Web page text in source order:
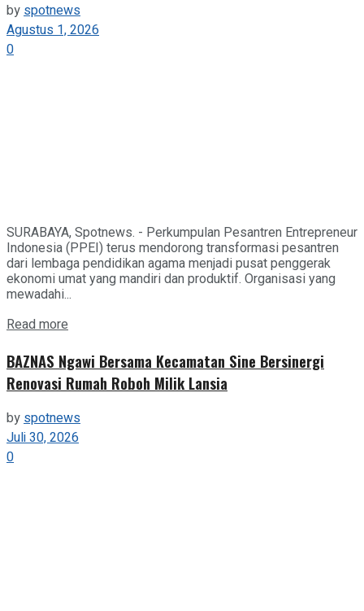
byspotnews
Agustus 1, 2026
0
SURABAYA, Spotnews. - Perkumpulan Pesantren Entrepreneur
Indonesia (PPEI) terus mendorong transformasi pesantren
dari lembaga pendidikan agama menjadi pusat penggerak
ekonomi umat yang mandiri dan produktif. Organisasi yang
mewadahi...
Read more
BAZNAS Ngawi Bersama Kecamatan Sine Bersinergi
Renovasi Rumah Roboh Milik Lansia
byspotnews
Juli 30, 2026
0